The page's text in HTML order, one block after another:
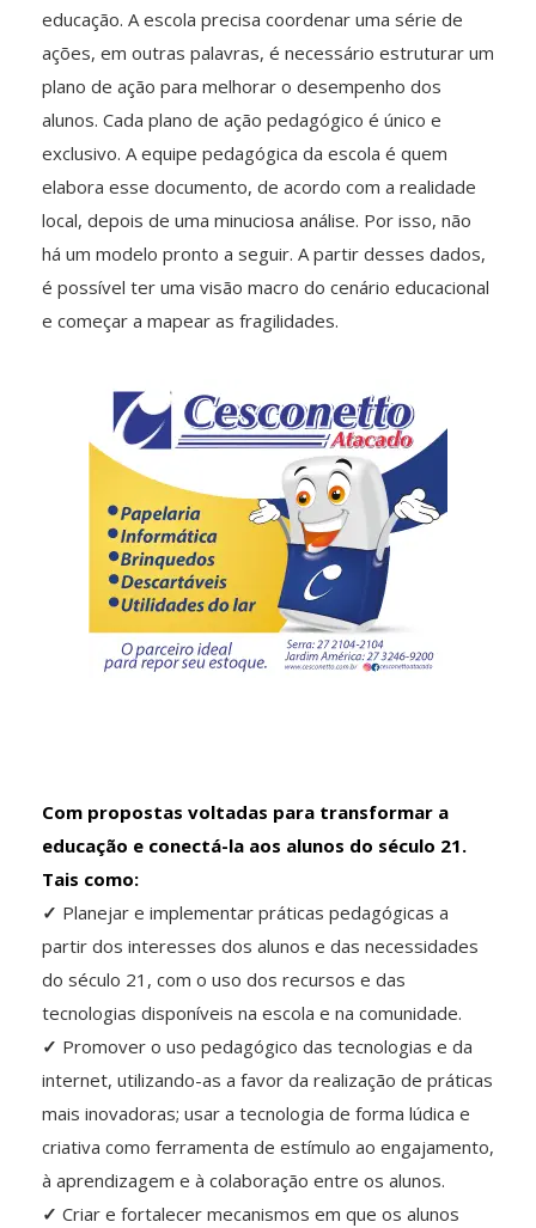
educação. A escola precisa coordenar uma série de
ações, em outras palavras, é necessário estruturar um
plano de ação para melhorar o desempenho dos
alunos. Cada plano de ação pedagógico é único e
exclusivo. A equipe pedagógica da escola é quem
elabora esse documento, de acordo com a realidade
local, depois de uma minuciosa análise. Por isso, não
há um modelo pronto a seguir. A partir desses dados,
é possível ter uma visão macro do cenário educacional
e começar a mapear as fragilidades.
Com propostas voltadas para transformar a
educação e conectá-la aos alunos do século 21.
Tais como:
✓ Planejar e implementar práticas pedagógicas a
partir dos interesses dos alunos e das necessidades
do século 21, com o uso dos recursos e das
tecnologias disponíveis na escola e na comunidade.
✓ Promover o uso pedagógico das tecnologias e da
internet, utilizando-as a favor da realização de práticas
mais inovadoras; usar a tecnologia de forma lúdica e
criativa como ferramenta de estímulo ao engajamento,
à aprendizagem e à colaboração entre os alunos.
✓ Criar e fortalecer mecanismos em que os alunos